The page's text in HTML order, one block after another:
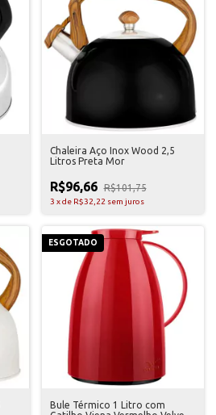
Chaleira Aço Inox Wood 2,5
Litros Preta Mor
R$96,66 R$101,75
3 xde R$32,22 sem juros
ESGOTADO
Bule Térmico 1 Litro com